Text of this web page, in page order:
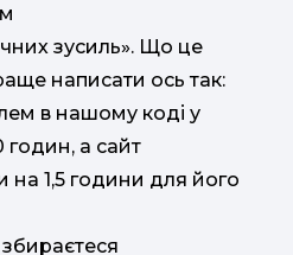
зусиль». Що це
написати ось так:
в нашому коді у
годин, а сайт
на 1,5 години для його